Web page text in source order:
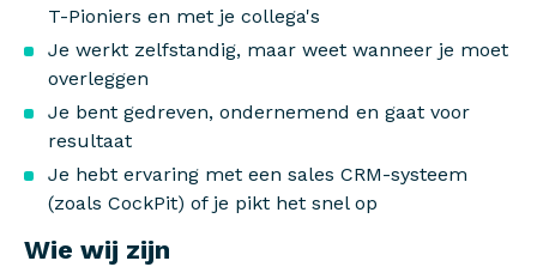
T-Pioniers en met je collega's
Je werkt zelfstandig, maar weet wanneer je moet
overleggen
Je bent gedreven, ondernemend en gaat voor
resultaat
Je hebt ervaring met een sales CRM-systeem
(zoals CockPit) of je pikt het snel op
Wie wij zijn